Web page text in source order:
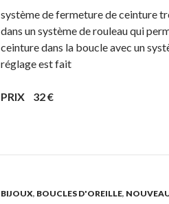
système de fermeture de ceinture
dans un système de rouleau qui
ceinture dans la boucle avec un
réglage est fait
PRIX 32 €
BIJOUX, BOUCLES D'OREILLE,